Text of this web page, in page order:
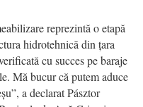
reprezintă o etapă
hidrotehnică din țara
cu succes pe baraje
Mă bucur că putem aduce
a declarat Pásztor